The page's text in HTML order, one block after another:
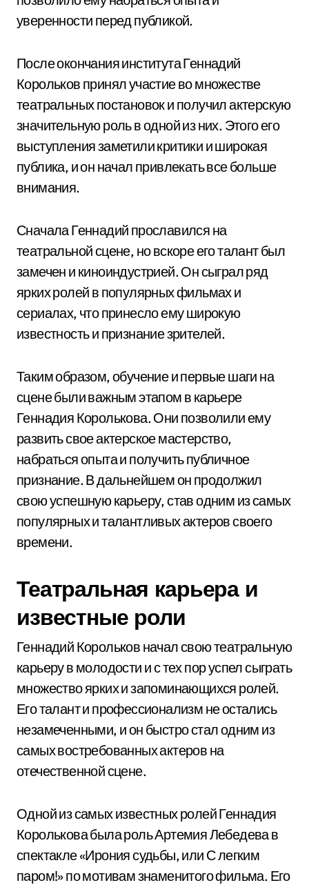
уверенности перед публикой.
После окончания института Геннадий
Корольков принял участие во множестве
театральных постановок и получил актерскую
значительную роль в одной из них. Этого его
выступления заметили критики и широкая
публика, и он начал привлекать все больше
внимания.
Сначала Геннадий прославился на
театральной сцене, но вскоре его талант был
замечен и киноиндустрией. Он сыграл ряд
ярких ролей в популярных фильмах и
сериалах, что принесло ему широкую
известность и признание зрителей.
Таким образом, обучение и первые шаги на
сцене были важным этапом в карьере
Геннадия Королькова. Они позволили ему
развить свое актерское мастерство,
набраться опыта и получить публичное
признание. В дальнейшем он продолжил
свою успешную карьеру, став одним из самых
популярных и талантливых актеров своего
времени.
Театральная карьера и
известные роли
Геннадий Корольков начал свою театральную
карьеру в молодости и с тех пор успел сыграть
множество ярких и запоминающихся ролей.
Его талант и профессионализм не остались
незамеченными, и он быстро стал одним из
самых востребованных актеров на
отечественной сцене.
Одной из самых известных ролей Геннадия
Королькова была роль Артемия Лебедева в
спектакле «Ирония судьбы, или С легким
паром!» по мотивам знаменитого фильма. Его